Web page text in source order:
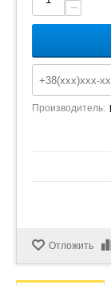
−
Производитель:
Отложить